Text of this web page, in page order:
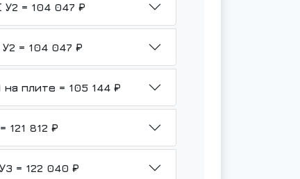
НМШ 8-25-6,3/6-ТВ3-Р1-Б1-3-Е У2 = 104 047 ₽
НМШ 8-25-6,3/6-ТВ3-Р1-Ю-3-Е У2 = 104 047 ₽
НМШ 8-25-6,3/6Б-ТВ3-Р2-Б1-У1 на плите = 105 144 ₽
НМШ 8-25-6,3/6-ТВ3-Р3-Гр-У1 = 121 812 ₽
НМШ 8-25-6,3/6Б-ТВ3-Р1-Б1-3 У3 = 122 040 ₽